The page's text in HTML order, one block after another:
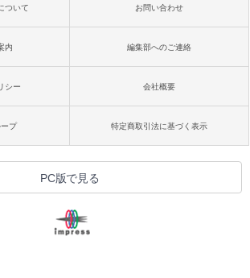
ついて お問い合わせ
内 編集部へのご連絡
シー 会社概要
プ 特定商取引法に基づく表示
PC版で見る